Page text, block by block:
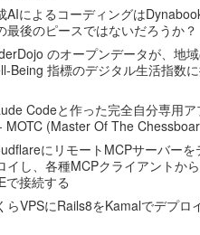
AIによるコーディングは
最後のピースではないだろうか？
のオープンデータが、地
Being 指標のデジタル生活指数
Codeと作った完全自分専用ア
MOTC (Master Of The
にリモートMCPサーバーを
イし、各種MCPクライアントから
で接続する
らVPSにRails8をKamalでデプロ